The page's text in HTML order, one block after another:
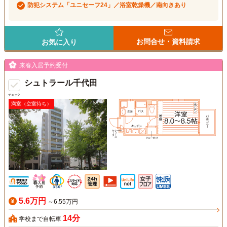
防犯システム「ユニセーフ24」／浴室乾燥機／南向きあり
お気に入り お問合せ・資料請求
チェック
来春入居予約受付
シュトラール千代田
満室（空室待ち）
5.6万円 ～6.55万円
学校まで自転車 14分